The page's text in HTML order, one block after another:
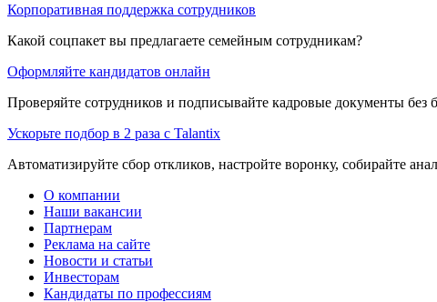
Корпоративная поддержка сотрудников
Какой соцпакет вы предлагаете семейным сотрудникам?
Оформляйте кандидатов онлайн
Проверяйте сотрудников и подписывайте кадровые документы без
Ускорьте подбор в 2 раза с Talantix
Автоматизируйте сбор откликов, настройте воронку, собирайте
О компании
Наши вакансии
Партнерам
Реклама на сайте
Новости и статьи
Инвесторам
Кандидаты по профессиям